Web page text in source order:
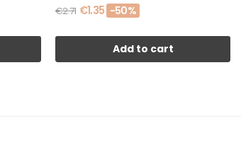
€2.71 €1.35 -50%
Add to cart